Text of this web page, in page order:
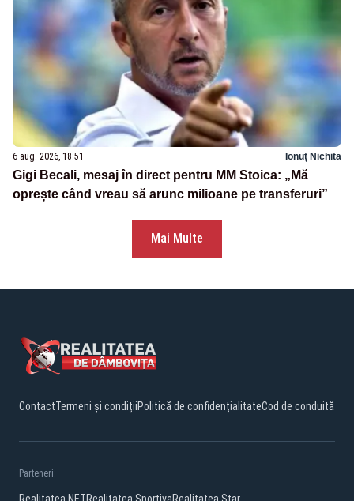
6 aug. 2026, 18:51 Ionuț Nichita
Gigi Becali, mesaj în direct pentru MM Stoica: „Mă
oprește când vreau să arunc milioane pe transferuri”
Mai Multe
ContactTermeni și condițiiPolitică de confidențialitateCod de conduită
Parteneri:
Realitatea.NETRealitatea SportivaRealitatea Star